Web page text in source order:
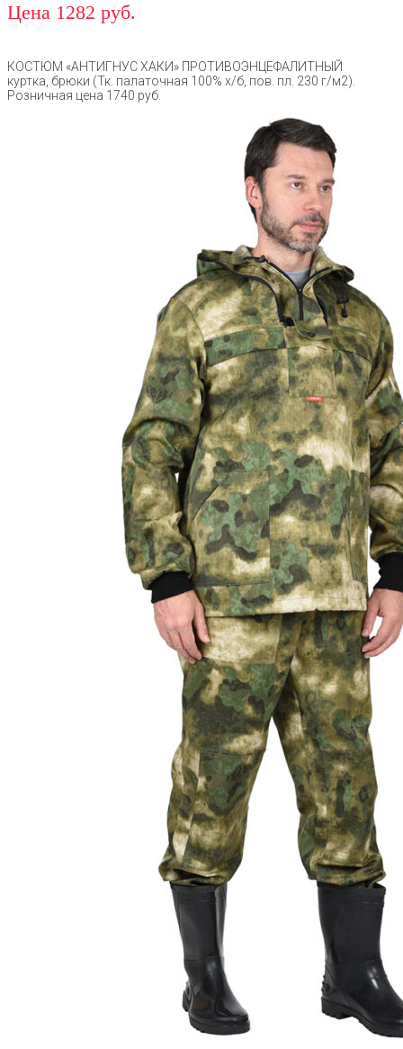
Цена 1282 руб.
КОСТЮМ «АНТИГНУС ХАКИ» ПРОТИВОЭНЦЕФАЛИТНЫЙ
куртка, брюки (Тк. палаточная 100% х/б, пов. пл. 230 г/м2).
Розничная цена 1740 руб.